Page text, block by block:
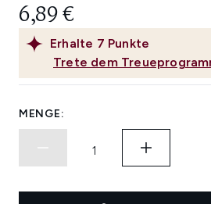
auf
derselben
Erhalte 7 Punkte
Trete dem
6,89 €
MENGE: